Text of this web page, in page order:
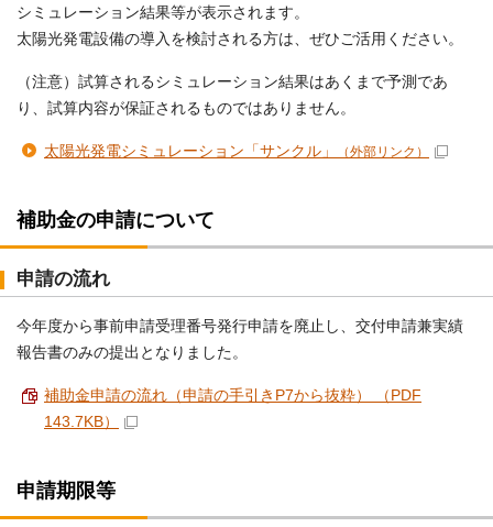
シミュレーション結果等が表示されます。
太陽光発電設備の導入を検討される方は、ぜひご活用ください。
（注意）試算されるシミュレーション結果はあくまで予測であ
り、試算内容が保証されるものではありません。
太陽光発電シミュレーション「サンクル」 （外部リンク）
補助金の申請について
申請の流れ
今年度から事前申請受理番号発行申請を廃止し、交付申請兼実績
報告書のみの提出となりました。
補助金申請の流れ（申請の手引きP7から抜粋） （PDF
143.7KB）
申請期限等